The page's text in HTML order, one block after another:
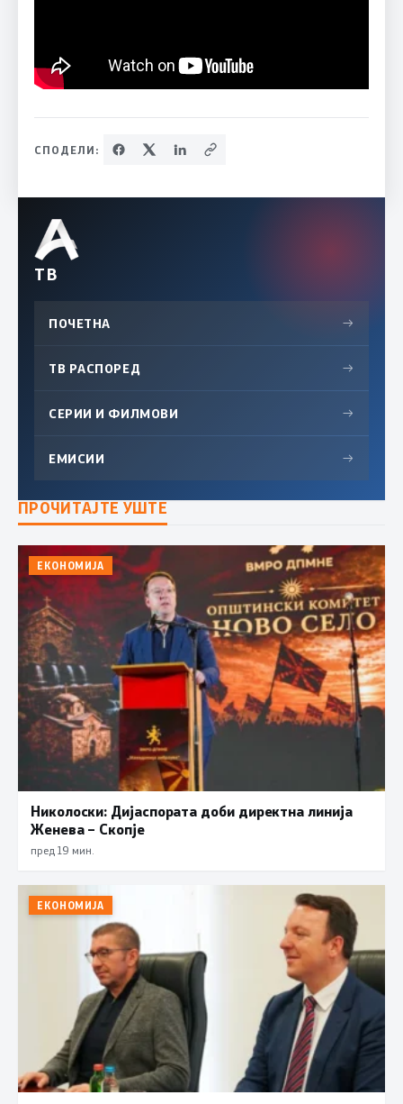
СПОДЕЛИ:
ТВ
ПОЧЕТНА →
ТВ РАСПОРЕД →
СЕРИИ И ФИЛМОВИ →
ЕМИСИИ →
ПРОЧИТАЈТЕ УШТЕ
ЕКОНОМИЈА
Николоски: Дијаспората доби директна линија
Женева – Скопје
пред 19 мин.
ЕКОНОМИЈА